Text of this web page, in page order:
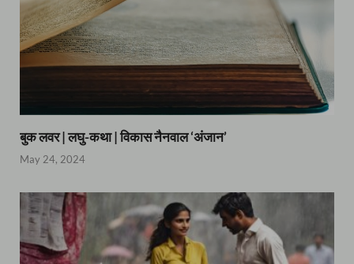
बुक लवर | लघु-कथा | विकास नैनवाल ‘अंजान’
May 24, 2024